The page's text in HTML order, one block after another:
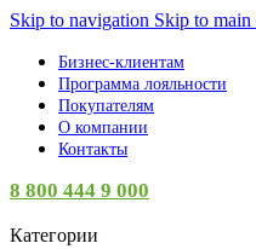
Skip to navigation Skip to main
Бизнес-клиентам
Программа лояльности
Покупателям
О компании
Контакты
8 800 444 9 000
Категории